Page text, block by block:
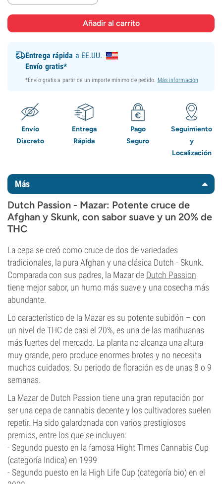
Entrega rápida a EE.UU.
Envío gratis*
*Envío gratis a partir de un importe mínimo de pedido. Más información
Envío
Discreto
Entrega
Rápida
Pago
Seguro
Seguimiento
y
Localización
Más
Dutch Passion - Mazar: Potente cruce de
Afghan y Skunk, con sabor suave y un 20% de
THC
La cepa se creó como cruce de dos de variedades
tradicionales, la pura Afghan y una clásica Dutch - Skunk.
Comparada con sus padres, la Mazar de Dutch Passion
tiene mejor sabor, un humo más suave y una cosecha más
abundante.
Lo característico de la Mazar es su potente subidón – con
un nivel de THC de casi el 20%, es una de las marihuanas
más fuertes del mercado. La planta no alcanza una altura
muy grande, pero produce enormes brotes y no necesita
muchos cuidados. Su periodo de floración es de unas 8 o 9
semanas.
La Mazar de Dutch Passion tiene una gran reputación por
ser una cepa de cannabis decente y los cultivadores suelen
repetir. Ha sido galardonada con varios prestigiosos
premios, entre los que se incluyen:
- Segundo puesto en la famosa Hight TImes Cannabis Cup
(categoría Indica) en 1999
- Segundo puesto en la High Life Cup (categoría bio) en el